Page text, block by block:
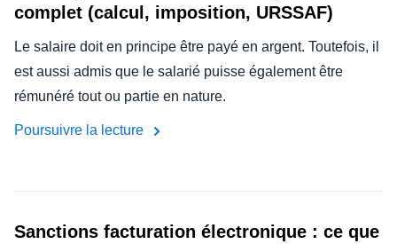
complet (calcul, imposition, URSSAF)
Le salaire doit en principe être payé en argent. Toutefois, il
est aussi admis que le salarié puisse également être
rémunéré tout ou partie en nature.
Poursuivre la lecture
Sanctions facturation électronique : ce que